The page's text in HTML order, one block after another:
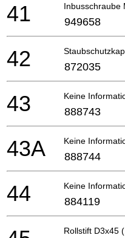
Inbusschraube
41 949658
42 872035
Keine
43 888743
Keine
43A 888744
Keine
44 884119
Rollstift D3x45